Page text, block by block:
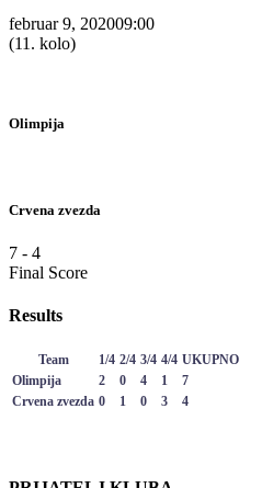
februar 9, 202009:00
(11. kolo)
Olimpija
Crvena zvezda
7 - 4
Final Score
Results
Team 1/4 2/4 3/4 4/4 UKUPNO
Olimpija
2 0 4 1
7
Crvena zvezda 0 1 0 3 4